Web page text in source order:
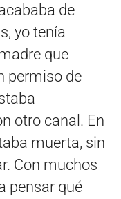
de
yo tenía
que
permiso de
otro canal. En
muerta, sin
Con muchos
pensar qué